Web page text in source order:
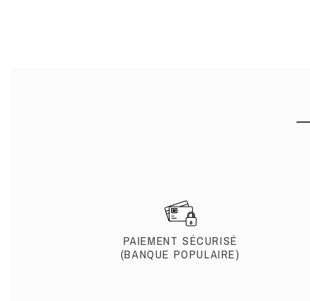
PAIEMENT SÉCURISÉ
(BANQUE POPULAIRE)